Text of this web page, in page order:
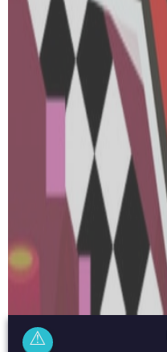
⚠